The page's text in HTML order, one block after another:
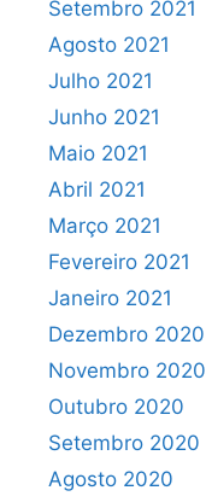
Setembro 2021
Agosto 2021
Julho 2021
Junho 2021
Maio 2021
Abril 2021
Março 2021
Fevereiro 2021
Janeiro 2021
Dezembro 2020
Novembro 2020
Outubro 2020
Setembro 2020
Agosto 2020